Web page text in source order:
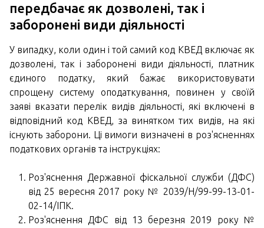
передбачає як дозволені, так і
заборонені види діяльності
У випадку, коли один і той самий код КВЕД включає як
дозволені, так і заборонені види діяльності, платник
єдиного податку, який бажає використовувати
спрощену систему оподаткування, повинен у своїй
заяві вказати перелік видів діяльності, які включені в
відповідний код КВЕД, за винятком тих видів, на які
існують заборони. Ці вимоги визначені в роз'ясненнях
податкових органів та інструкціях:
Роз'яснення Державної фіскальної служби (ДФС)
від 25 вересня 2017 року № 2039/Н/99-99-13-01-
02-14/ІПК.
Роз'яснення ДФС від 13 березня 2019 року №